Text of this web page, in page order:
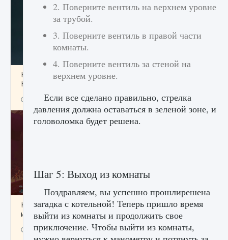
Как проверить статус сервера Delta Force
Hawk Ops
9 августа 2024 1 286 0 0
Как приручить существ джунглей Нари в
игре Creatures of Ava
9 августа 2024 1 218 0 0
2. Поверните вентиль на верхнем уровне
за трубой.
3. Поверните вентиль в правой части
комнаты.
4. Поверните вентиль за стеной на
верхнем уровне.
Если все сделано правильно, стрелка
давления должна оставаться в зеленой зоне, и
головоломка будет решена.
Шаг 5: Выход из комнаты
Поздравляем, вы успешно прошлирешена
загадка с котельной! Теперь пришло время
выйти из комнаты и продолжить свое
приключение. Чтобы выйти из комнаты,